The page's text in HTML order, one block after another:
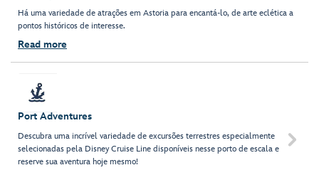
Há uma variedade de atrações em Astoria para encantá-lo, de arte eclética a
pontos históricos de interesse.
Read more
Port Adventures
Descubra uma incrível variedade de excursões terrestres especialmente
selecionadas pela Disney Cruise Line disponíveis nesse porto de escala e
reserve sua aventura hoje mesmo!
